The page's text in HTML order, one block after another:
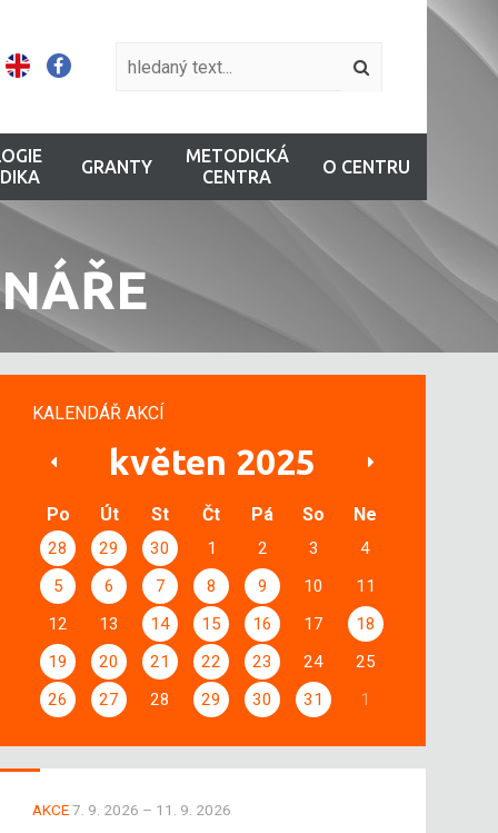
GRANTY
METODICKÁ
CENTRA
O CENTRU
KALENDÁŘ AKCÍ
květen 2025
Po Út St Čt Pá So Ne
28 29 30 1 2 3
4
5
6 7 8 9 10
11
12
13 14 15 16 17
18
19
20 21 22 23 24
25
26
27 28 29 30 31 1
AKCE7. 9. 2026 – 11. 9. 2026